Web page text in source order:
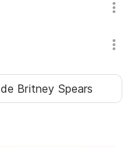
de Britney Spears